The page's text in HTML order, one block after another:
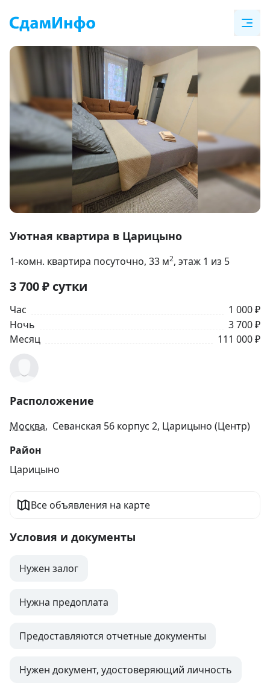
1
17
Уютная квартира в Царицыно
1-комн. квартира посуточно, 33 м2, этаж 1 из 5
3 700₽ сутки
Час
1 000 ₽
Ночь
3 700 ₽
Месяц
111 000 ₽
Расположение
Москва, Севанская 56 корпус 2, Царицыно (Центр)
Район
Царицыно
Все объявления на карте
Условия и документы
Нужен залог
Нужна предоплата
Предоставляются отчетные документы
Нужен документ, удостоверяющий личность